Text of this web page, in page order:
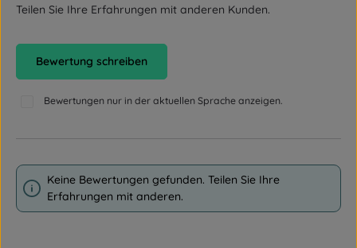
Teilen Sie Ihre Erfahrungen mit anderen Kunden.
Bewertung schreiben
Bewertungen nur in der aktuellen Sprache anzeigen.
Keine Bewertungen gefunden. Teilen Sie Ihre
Erfahrungen mit anderen.